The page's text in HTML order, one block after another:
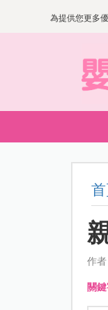
為提供您更多
作
關鍵